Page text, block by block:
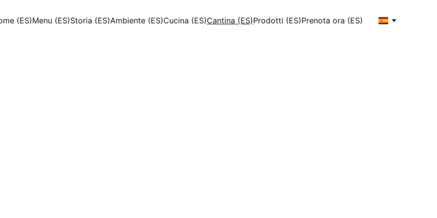
(ES)Menu (ES)Storia (ES)Ambiente (ES)Cucina (ES)Cantina (ES)Prodotti (ES)Prenota ora (ES)